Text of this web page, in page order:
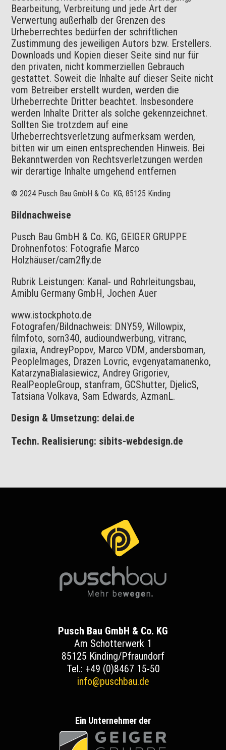
Bearbeitung, Verbreitung und jede Art der
Verwertung außerhalb der Grenzen des
Urheberrechtes bedürfen der schriftlichen
Zustimmung des jeweiligen Autors bzw. Erstellers.
Downloads und Kopien dieser Seite sind nur für
den privaten, nicht kommerziellen Gebrauch
gestattet. Soweit die Inhalte auf dieser Seite nicht
vom Betreiber erstellt wurden, werden die
Urheberrechte Dritter beachtet. Insbesondere
werden Inhalte Dritter als solche gekennzeichnet.
Sollten Sie trotzdem auf eine
Urheberrechtsverletzung aufmerksam werden,
bitten wir um einen entsprechenden Hinweis. Bei
Bekanntwerden von Rechtsverletzungen werden
wir derartige Inhalte umgehend entfernen
© 2024 Pusch Bau GmbH & Co. KG, 85125 Kinding
Bildnachweise
Pusch Bau GmbH & Co. KG, GEIGER GRUPPE
Drohnenfotos: Fotografie Marco
Holzhäuser/cam2fly.de
Rubrik Leistungen: Kanal- und Rohrleitungsbau,
Amiblu Germany GmbH, Jochen Auer
www.istockphoto.de
Fotografen/Bildnachweis: DNY59, Willowpix,
filmfoto, sorn340, audioundwerbung, vitranc,
gilaxia, AndreyPopov, Marco VDM, andersboman,
PeopleImages, Drazen Lovric, evgenyatamanenko,
KatarzynaBialasiewicz, Andrey Grigoriev,
RealPeopleGroup, stanfram, GCShutter, DjelicS,
Tatsiana Volkava, Sam Edwards,AzmanL.
Design & Umsetzung: delai.de
Techn. Realisierung: sibits-webdesign.de
Pusch Bau GmbH & Co. KG
Am Schotterwerk 1
85125 Kinding/Pfraundorf
Tel.: +49 (0)8467 15-50
info@puschbau.de
Ein Unternehmer der